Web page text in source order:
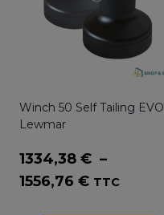
Winch 50 Self Tailing EVO
Lewmar
1334,38 € –
1556,76 €Plage
TTC